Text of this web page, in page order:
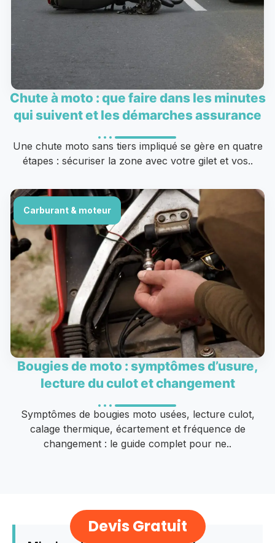
Chute à moto : que faire dans les minutes
qui suivent et les démarches assurance
Une chute moto sans tiers impliqué se gère en quatre
étapes : sécuriser la zone avec votre gilet et vos..
Carburant & moteur
Bougies de moto : symptômes d’usure,
lecture du culot et changement
Symptômes de bougies moto usées, lecture culot,
calage thermique, écartement et fréquence de
changement : le guide complet pour ne..
Devis Gratuit